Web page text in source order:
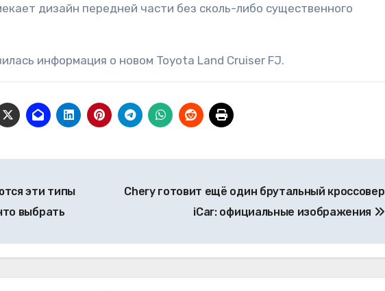
дизайн передней части без сколь-либо существенного
информация о новом Toyota Land Cruiser FJ.
эти типы
выбрать
Chery готовит ещё один брутальный кроссовер
iCar: официальные изображения